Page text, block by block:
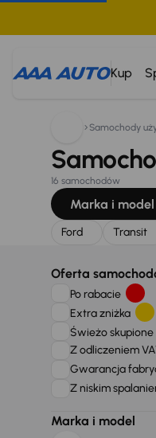
Kup
Szukam:
Samochody
16 samochodów
Marka i model
Ford Transit
Oferta
Po rabacie
Extra zniżka
Świeżo skupione
Z odliczeniem
Gwarancja
Z niskim
Marka i model